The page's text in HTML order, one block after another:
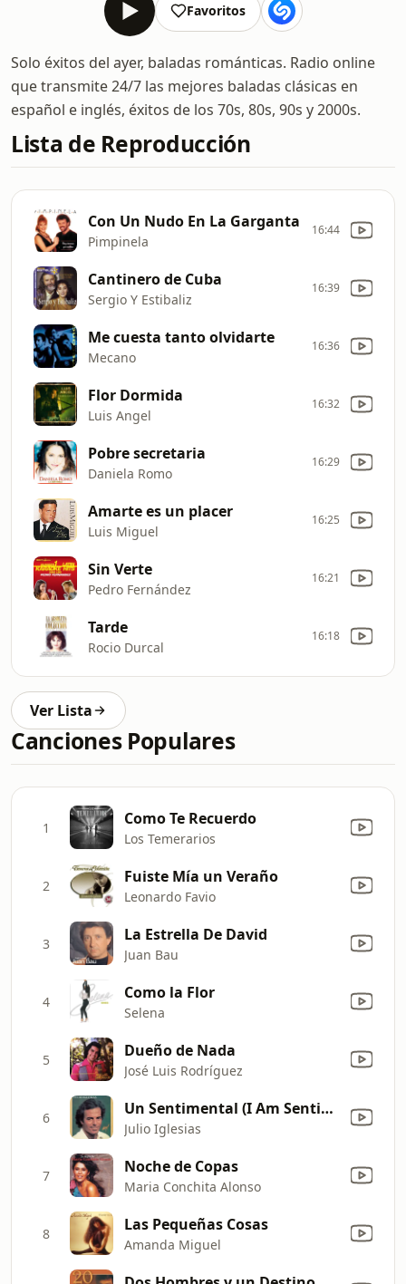
Favoritos
Solo éxitos del ayer, baladas románticas. Radio online
que transmite 24/7 las mejores baladas clásicas en
español e inglés, éxitos de los 70s, 80s, 90s y 2000s.
Lista de Reproducción
Con Un Nudo En La Garganta
Pimpinela
16:44
Cantinero de Cuba
Sergio Y Estibaliz
16:39
Me cuesta tanto olvidarte
Mecano
16:36
Flor Dormida
Luis Angel
16:32
Pobre secretaria
Daniela Romo
16:29
Amarte es un placer
Luis Miguel
16:25
Sin Verte
Pedro Fernández
16:21
Tarde
Rocio Durcal
16:18
Ver Lista
Canciones Populares
1 Como Te Recuerdo
Los Temerarios
2 Fuiste Mía un Veraño
Leonardo Favio
3 La Estrella De David
Juan Bau
4 Como la Flor
Selena
5 Dueño de Nada
José Luis Rodríguez
6 Un Sentimental (I Am Sentimental)
Julio Iglesias
7 Noche de Copas
Maria Conchita Alonso
8 Las Pequeñas Cosas
Amanda Miguel